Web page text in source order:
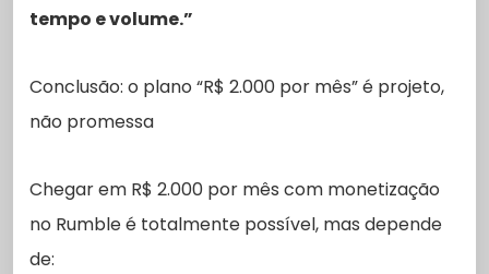
tempo e volume.”
Conclusão: o plano “R$ 2.000 por mês” é projeto,
não promessa
Chegar em R$ 2.000 por mês com monetização
no Rumble é totalmente possível, mas depende
de: